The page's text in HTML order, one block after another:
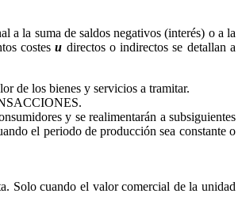
a la suma de saldos negativos (interés) o a la
costesu directos o indirectos se detallan a
de los bienes y servicios a tramitar.
y se realimentarán a subsiguientes
el periodo de producción sea constante o
Solo cuando el valor comercial de la unidad